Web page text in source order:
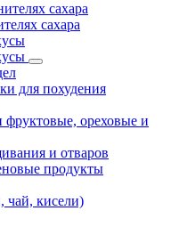
сахара
сахара
для похудения
ореховые и
и отваров
продукты
чай, кисели)